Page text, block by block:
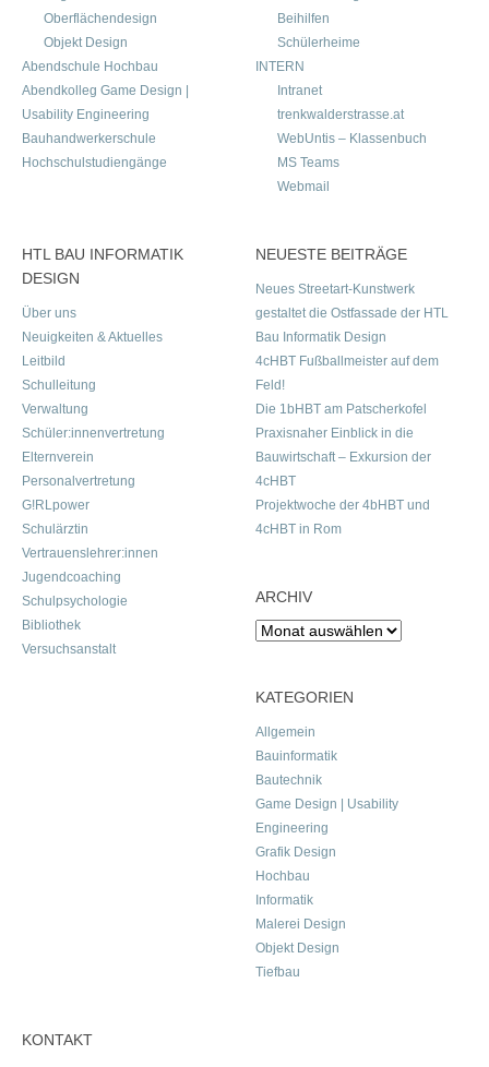
Oberflächendesign
Objekt Design
Abendschule Hochbau
Abendkolleg Game Design |
Usability Engineering
Bauhandwerkerschule
Hochschulstudiengänge
Beihilfen
Schülerheime
INTERN
Intranet
trenkwalderstrasse.at
WebUntis – Klassenbuch
MS Teams
Webmail
HTL BAU INFORMATIK
DESIGN
Über uns
Neuigkeiten & Aktuelles
Leitbild
Schulleitung
Verwaltung
Schüler:innenvertretung
Elternverein
Personalvertretung
G!RLpower
Schulärztin
Vertrauenslehrer:innen
Jugendcoaching
Schulpsychologie
Bibliothek
Versuchsanstalt
NEUESTE BEITRÄGE
Neues Streetart-Kunstwerk
gestaltet die Ostfassade der HTL
Bau Informatik Design
4cHBT Fußballmeister auf dem
Feld!
Die 1bHBT am Patscherkofel
Praxisnaher Einblick in die
Bauwirtschaft – Exkursion der
4cHBT
Projektwoche der 4bHBT und
4cHBT in Rom
ARCHIV
Archiv
KATEGORIEN
Allgemein
Bauinformatik
Bautechnik
Game Design | Usability
Engineering
Grafik Design
Hochbau
Informatik
Malerei Design
Objekt Design
Tiefbau
KONTAKT